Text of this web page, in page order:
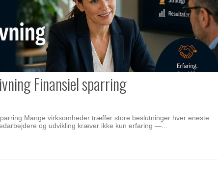
Finansiel sparring
Mange virksomheder træffer store beslutninger hver eneste
og udvikling kræver ikke kun erfaring —...